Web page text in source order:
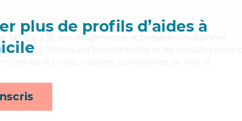
plus de profils d’aides à
Nicole a 18 ans d'expérience et possède un diplôme
(ADVF). Maitrisant bien l'arthrite et les troubles de la